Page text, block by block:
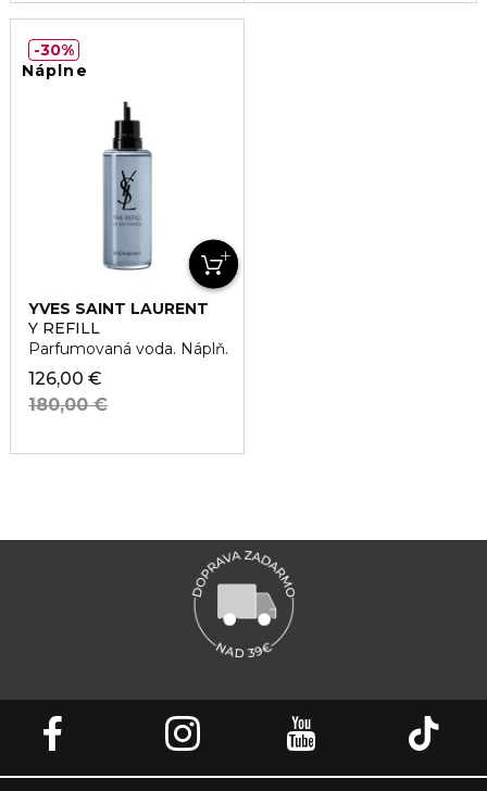
Náplne
YVES SAINT LAURENT
Y REFILL
Parfumovaná voda. Náplň.
126,00 €
180,00 €
30%